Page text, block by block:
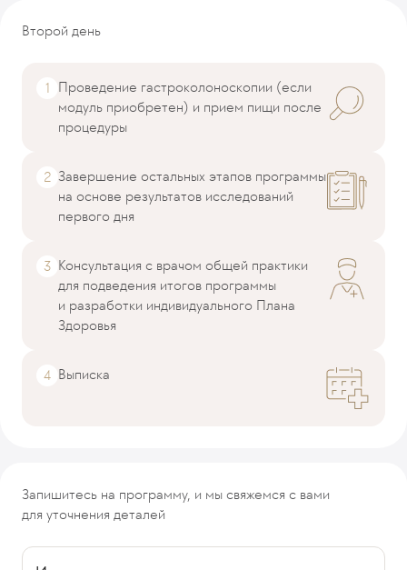
Второй день
Проведение гастроколоноскопии (если
модуль приобретен) и прием пищи после
процедуры
Завершение остальных этапов программы
на основе результатов исследований
первого дня
Консультация с врачом общей практики
для подведения итогов программы
и разработки индивидуального Плана
Здоровья
Выписка
Запишитесь на программу, и мы свяжемся с вами
для уточнения деталей